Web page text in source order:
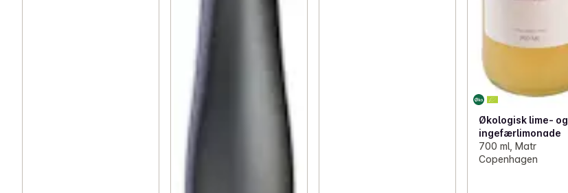
Økologisk lime- og
ingefærlimonade
700 ml, Matr
Copenhagen